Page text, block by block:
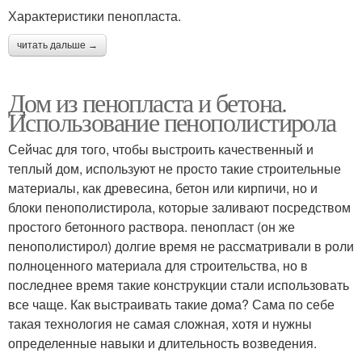
Характеристики пенопласта.
читать дальше →
Дом из пенопласта и бетона.
Использование пенополистирола
Сейчас для того, чтобы выстроить качественный и
теплый дом, используют не просто такие строительные
материалы, как древесина, бетон или кирпичи, но и
блоки пенополистирола, которые заливают посредством
простого бетонного раствора. пенопласт (он же
пенополистирол) долгие время не рассматривали в роли
полноценного материала для строительства, но в
последнее время такие конструкции стали использовать
все чаще. Как выстраивать такие дома? Сама по себе
такая технология не самая сложная, хотя и нужны
определенные навыки и длительность возведения.